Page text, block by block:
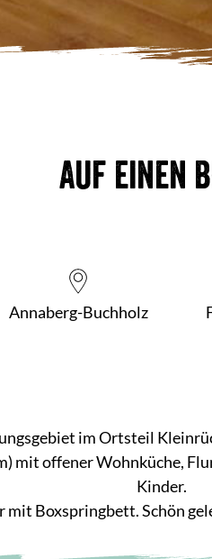
Auf einen
Annaberg-Buchholz
im Ortsteil
mit offener Wohnküche,
Kinder.
mit Boxspringbett. Schön